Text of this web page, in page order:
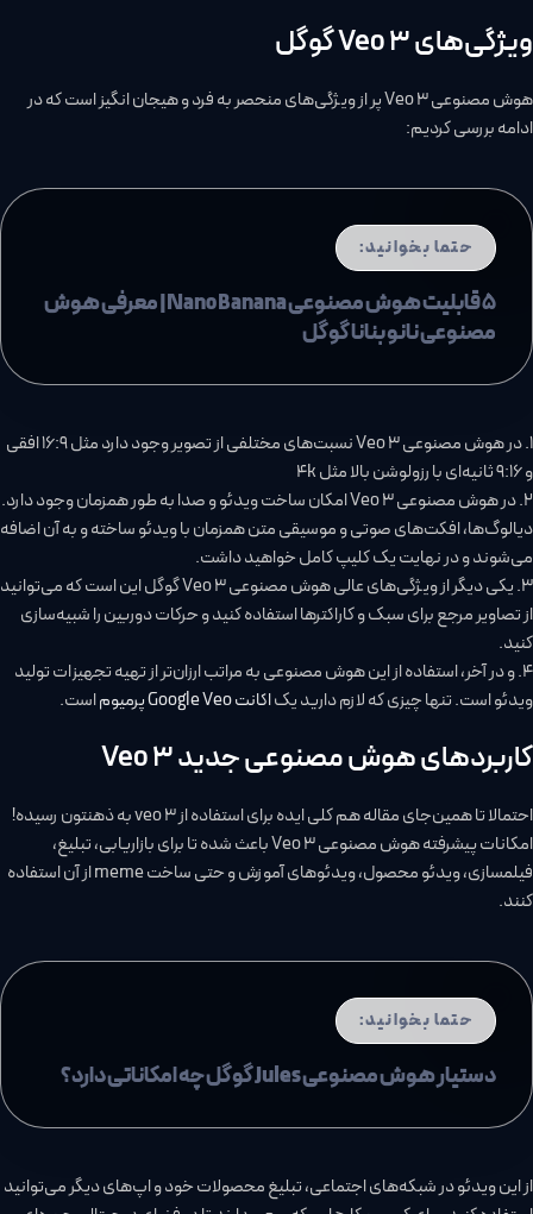
ویژگی‌های Veo 3 گوگل
هوش مصنوعی Veo 3 پر از ویژگی‌های منحصر به فرد و هیجان انگیز است که در
ادامه بررسی کردیم:
حتما بخوانید:
5 قابلیت هوش مصنوعی Nano Banana| معرفی هوش
مصنوعی نانو بنانا گوگل
1. در هوش مصنوعی Veo 3 نسبت‌های مختلفی از تصویر وجود دارد مثل 16:9 افقی
و 9:16 ثانیه‌ای با رزولوشن بالا مثل 4k
2. در هوش مصنوعی Veo 3 امکان ساخت ویدئو و صدا به طور همزمان وجود دارد.
دیالوگ‌ها، افکت‌های صوتی و موسیقی متن همزمان با ویدئو ساخته و به آن اضافه
می‌شوند و در نهایت یک کلیپ کامل خواهید داشت.
3. یکی دیگر از ویژگی‌های عالی هوش مصنوعی Veo 3 گوگل این است که می‌توانید
از تصاویر مرجع برای سبک و کاراکترها استفاده کنید و حرکات دوربین را شبیه‌سازی
کنید.
4. و در آخر، استفاده از این هوش مصنوعی به مراتب ارزان‌تر از تهیه تجهیزات تولید
ویدئو است. تنها چیزی که لازم دارید یکاکانت Google Veo پرمیوم است.
کاربردهای هوش مصنوعی جدید Veo 3
احتمالا تا همین‌جای مقاله هم کلی ایده برای استفاده از veo 3 به ذهنتون رسیده!
امکانات پیشرفته هوش مصنوعی Veo 3 باعث شده تا برای بازاریابی، تبلیغ،
فیلمسازی، ویدئو محصول، ویدئوهای آموزش و حتی ساخت meme از آن استفاده
کنند.
حتما بخوانید:
دستیار هوش مصنوعی Jules گوگل چه امکاناتی دارد؟
از این ویدئو در شبکه‌های اجتماعی، تبلیغ محصولات خود و اپ‌های دیگر می‌توانید